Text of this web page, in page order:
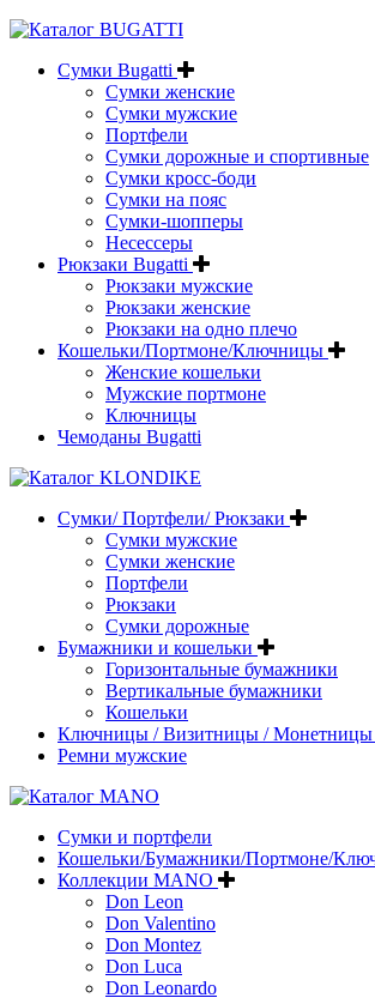
Сумки Bugatti
Сумки женские
Сумки мужские
Портфели
Сумки дорожные и спортивные
Сумки кросс-боди
Сумки на пояс
Сумки-шопперы
Несессеры
Рюкзаки Bugatti
Рюкзаки мужские
Рюкзаки женские
Рюкзаки на одно плечо
Кошельки/Портмоне/Ключницы
Женские кошельки
Мужские портмоне
Ключницы
Чемоданы Bugatti
Сумки/ Портфели/ Рюкзаки
Сумки мужские
Сумки женские
Портфели
Рюкзаки
Сумки дорожные
Бумажники и кошельки
Горизонтальные бумажники
Вертикальные бумажники
Кошельки
Ключницы / Визитницы / Монетницы
Ремни мужские
Сумки и портфели
Кошельки/Бумажники/Портмоне/
Коллекции MANO
Don Leon
Don Valentino
Don Montez
Don Luca
Don Leonardo